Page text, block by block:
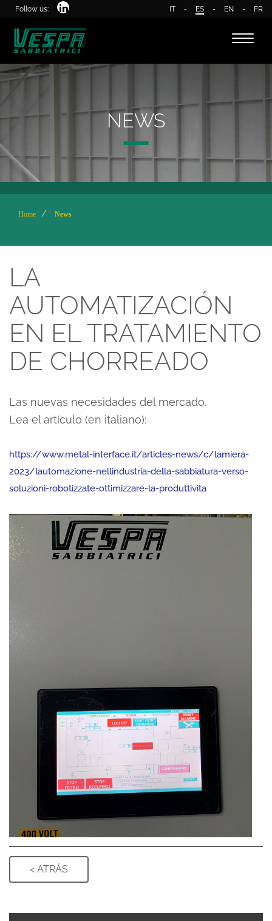
Follow us: IT - ES - EN - FR
Toggle
NEWS
Home News
LA
AUTOMATIZACIÓN
EN EL TRATAMIENTO
DE CHORREADO
Las nuevas necesidades del mercado.
Lea el artículo (en italiano):
https://www.metal-interface.it/articles-news/c/lamiera-
2023/lautomazione-nellindustria-della-sabbiatura-verso-
soluzioni-robotizzate-ottimizzare-la-produttivita